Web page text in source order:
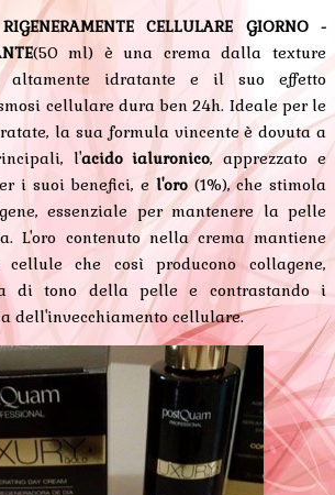
CELLULARE GIORNO -
(50 ml) è una crema dalla texture
altamente idratante e il suo effetto
cellulare dura ben 24h. Ideale per le
la sua formula vincente è dovuta a
l'acido ialuronico, apprezzato e
i suoi benefici, e l'oro(1%), che stimola
essenziale per mantenere la pelle
L'oro contenuto nella crema mantiene
che così producono collagene,
di tono della pelle e contrastando i
dell'invecchiamento cellulare.